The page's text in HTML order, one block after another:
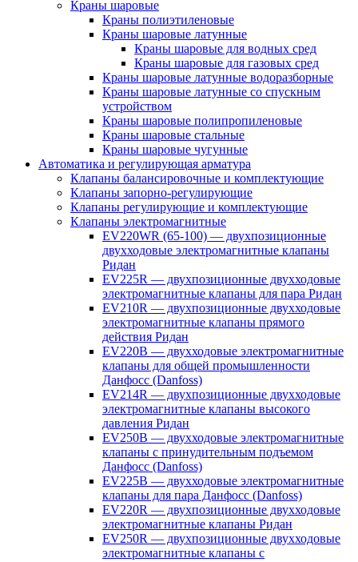
Краны шаровые
Краны полиэтиленовые
Краны шаровые латунные
Краны шаровые для водных сред
Краны шаровые для газовых сред
Краны шаровые латунные водоразборные
Краны шаровые латунные со спускным
устройством
Краны шаровые полипропиленовые
Краны шаровые стальные
Краны шаровые чугунные
Автоматика и регулирующая арматура
Клапаны балансировочные и комплектующие
Клапаны запорно-регулирующие
Клапаны регулирующие и комплектующие
Клапаны электромагнитные
EV220WR (65-100) — двухпозиционные
двухходовые электромагнитные клапаны
Ридан
EV225R — двухпозиционные двухходовые
электромагнитные клапаны для пара Ридан
EV210R — двухпозиционные двухходовые
электромагнитные клапаны прямого
действия Ридан
EV220B — двухходовые электромагнитные
клапаны для общей промышленности
Данфосс (Danfoss)
EV214R — двухпозиционные двухходовые
электромагнитные клапаны высокого
давления Ридан
EV250B — двухходовые электромагнитные
клапаны с принудительным подъемом
Данфосс (Danfoss)
EV225B — двухходовые электромагнитные
клапаны для пара Данфосс (Danfoss)
EV220R — двухпозиционные двухходовые
электромагнитные клапаны Ридан
EV250R — двухпозиционные двухходовые
электромагнитные клапаны с